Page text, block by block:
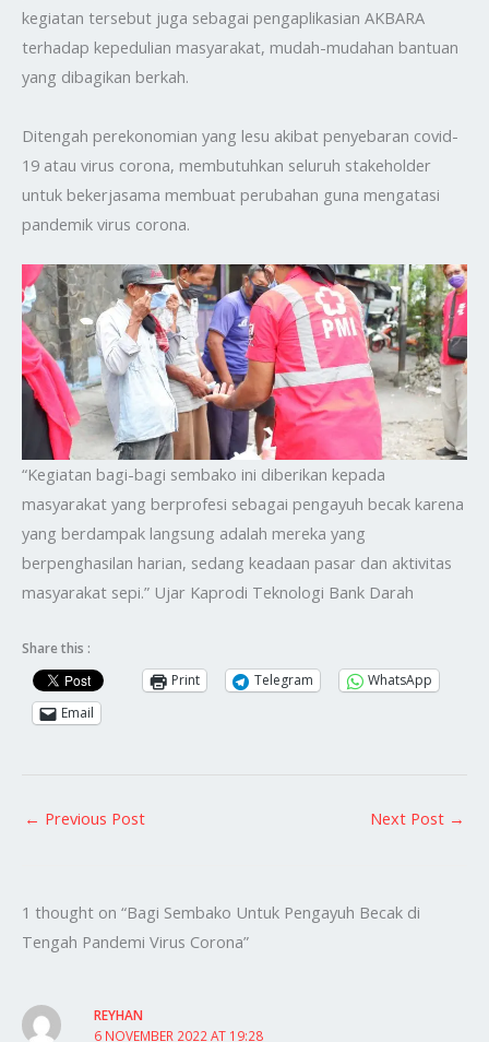
kegiatan tersebut juga sebagai pengaplikasian AKBARA
terhadap kepedulian masyarakat, mudah-mudahan bantuan
yang dibagikan berkah.
Ditengah perekonomian yang lesu akibat penyebaran covid-
19 atau virus corona, membutuhkan seluruh stakeholder
untuk bekerjasama membuat perubahan guna mengatasi
pandemik virus corona.
“Kegiatan bagi-bagi sembako ini diberikan kepada
masyarakat yang berprofesi sebagai pengayuh becak karena
yang berdampak langsung adalah mereka yang
berpenghasilan harian, sedang keadaan pasar dan aktivitas
masyarakat sepi.” Ujar Kaprodi Teknologi Bank Darah
Share this :
Print
Telegram
WhatsApp
Email
← Previous Post Next Post →
1 thought on “Bagi Sembako Untuk Pengayuh Becak di
Tengah Pandemi Virus Corona”
REYHAN
6 NOVEMBER 2022 AT 19:28